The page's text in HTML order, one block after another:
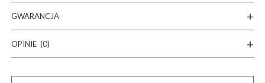
GWARANCJA
OPINIE (0)